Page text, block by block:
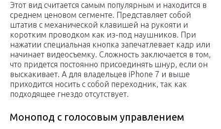
Этот вид считается самым популярным и находится в
среднем ценовом сегменте. Представляет собой
штатив с механической клавишей на рукояти и
коротким проводком как из-под наушников. При
нажатии специальная кнопка запечатлевает кадр или
начинает видеосъемку. Сложность заключается в том,
что придется постоянно присоединять шнур, если он
выскакивает. А для владельцев iPhone 7 и выше
приходится носить с собой переходник, так как
подходящее гнездо отсутствует.
Монопод с голосовым управлением